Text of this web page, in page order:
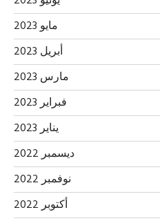
مايو 2023
أبريل 2023
مارس 2023
فبراير 2023
يناير 2023
ديسمبر 2022
نوفمبر 2022
أكتوبر 2022